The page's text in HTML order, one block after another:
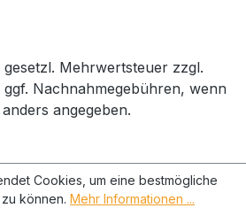
gesetzl. Mehrwertsteuer zzgl.
Nachnahmegebühren, wenn
angegeben.
Cookies, um eine bestmögliche
können. Mehr Informationen ...